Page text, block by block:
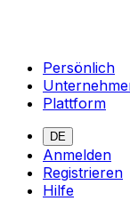
Persönlich
Plattform
DE
Anmelden
Registrieren
Hilfe